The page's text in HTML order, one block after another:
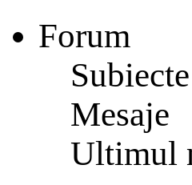
Forum
Subiecte
Mesaje
Ultimul